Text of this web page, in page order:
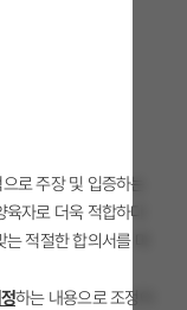
로 주장 및 입증하는
자로 더욱 적합하다
적절한 합의서를 마
하는 내용으로 조정이